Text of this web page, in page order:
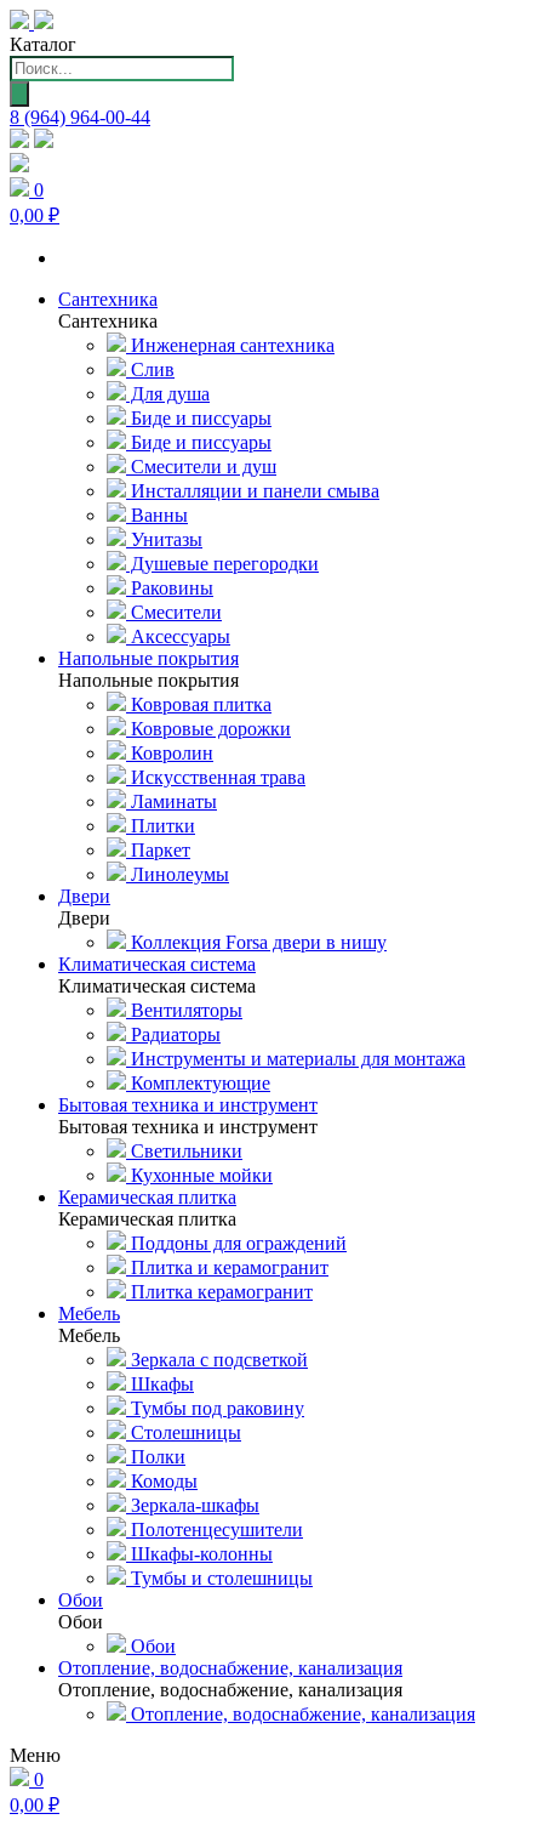
Каталог
Поиск
товаров
8 (964) 964-00-44
0
0,00 ₽
Сантехника
Сантехника
Инженерная сантехника
Слив
Для душа
Биде и писсуары
Биде и писсуары
Смесители и душ
Инсталляции и панели смыва
Ванны
Унитазы
Душевые перегородки
Раковины
Смесители
Аксессуары
Напольные покрытия
Напольные покрытия
Ковровая плитка
Ковровые дорожки
Ковролин
Искусственная трава
Ламинаты
Плитки
Паркет
Линолеумы
Двери
Двери
Коллекция Forsa двери в нишу
Климатическая система
Климатическая система
Вентиляторы
Радиаторы
Инструменты и материалы для монтажа
Комплектующие
Бытовая техника и инструмент
Бытовая техника и инструмент
Светильники
Кухонные мойки
Керамическая плитка
Керамическая плитка
Поддоны для ограждений
Плитка и керамогранит
Плитка керамогранит
Мебель
Мебель
Зеркала с подсветкой
Шкафы
Тумбы под раковину
Столешницы
Полки
Комоды
Зеркала-шкафы
Полотенцесушители
Шкафы-колонны
Тумбы и столешницы
Обои
Обои
Обои
Отопление, водоснабжение, канализация
Отопление, водоснабжение, канализация
Отопление, водоснабжение, канализация
Меню
0
0,00 ₽